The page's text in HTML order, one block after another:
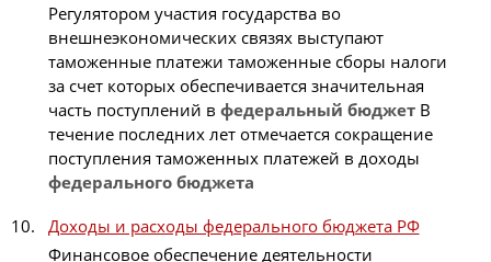
Регулятором участия государства во
внешнеэкономических связях выступают
таможенные платежи таможенные сборы налоги
за счет которых обеспечивается значительная
часть поступлений в федеральный бюджетВ
течение последних лет отмечается сокращение
поступления таможенных платежей в доходы
федерального бюджета
Доходы и расходы федерального бюджета РФ
Финансовое обеспечение деятельности